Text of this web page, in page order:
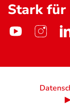
Stark für